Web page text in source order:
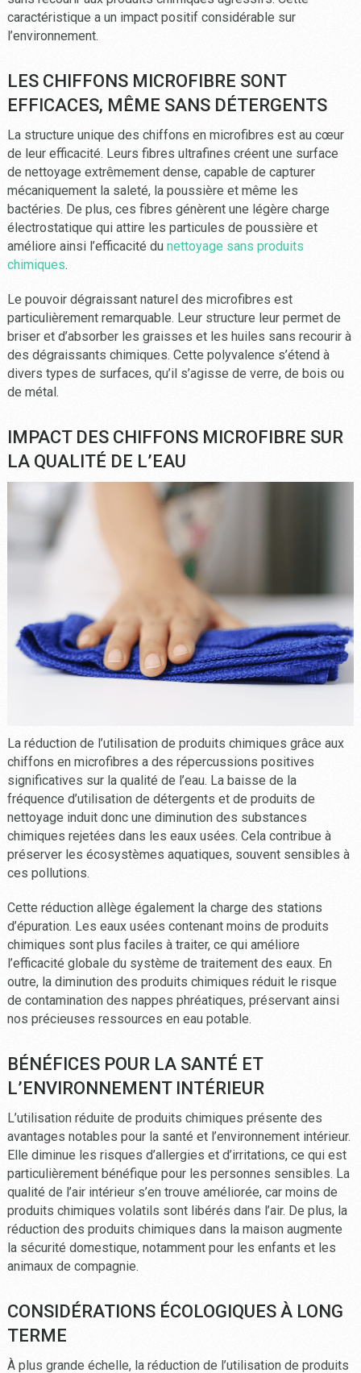
caractéristique a un impact positif considérable sur
l’environnement.
LES CHIFFONS MICROFIBRE SONT
EFFICACES, MÊME SANS DÉTERGENTS
La structure unique des chiffons en microfibres est au cœur
de leur efficacité. Leurs fibres ultrafines créent une surface
de nettoyage extrêmement dense, capable de capturer
mécaniquement la saleté, la poussière et même les
bactéries. De plus, ces fibres génèrent une légère charge
électrostatique qui attire les particules de poussière et
améliore ainsi l’efficacité du nettoyage sans produits
chimiques.
Le pouvoir dégraissant naturel des microfibres est
particulièrement remarquable. Leur structure leur permet de
briser et d’absorber les graisses et les huiles sans recourir à
des dégraissants chimiques. Cette polyvalence s’étend à
divers types de surfaces, qu’il s’agisse de verre, de bois ou
de métal.
IMPACT DES CHIFFONS MICROFIBRE SUR
LA QUALITÉ DE L’EAU
La réduction de l’utilisation de produits chimiques grâce aux
chiffons en microfibres a des répercussions positives
significatives sur la qualité de l’eau. La baisse de la
fréquence d’utilisation de détergents et de produits de
nettoyage induit donc une diminution des substances
chimiques rejetées dans les eaux usées. Cela contribue à
préserver les écosystèmes aquatiques, souvent sensibles à
ces pollutions.
Cette réduction allège également la charge des stations
d’épuration. Les eaux usées contenant moins de produits
chimiques sont plus faciles à traiter, ce qui améliore
l’efficacité globale du système de traitement des eaux. En
outre, la diminution des produits chimiques réduit le risque
de contamination des nappes phréatiques, préservant ainsi
nos précieuses ressources en eau potable.
BÉNÉFICES POUR LA SANTÉ ET
L’ENVIRONNEMENT INTÉRIEUR
L’utilisation réduite de produits chimiques présente des
avantages notables pour la santé et l’environnement intérieur.
Elle diminue les risques d’allergies et d’irritations, ce qui est
particulièrement bénéfique pour les personnes sensibles. La
qualité de l’air intérieur s’en trouve améliorée, car moins de
produits chimiques volatils sont libérés dans l’air. De plus, la
réduction des produits chimiques dans la maison augmente
la sécurité domestique, notamment pour les enfants et les
animaux de compagnie.
CONSIDÉRATIONS ÉCOLOGIQUES À LONG
TERME
À plus grande échelle, la réduction de l’utilisation de produits